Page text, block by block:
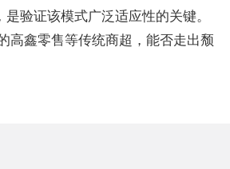
是验证该模式广泛适应性的关键。
高鑫零售等传统商超，能否走出颓